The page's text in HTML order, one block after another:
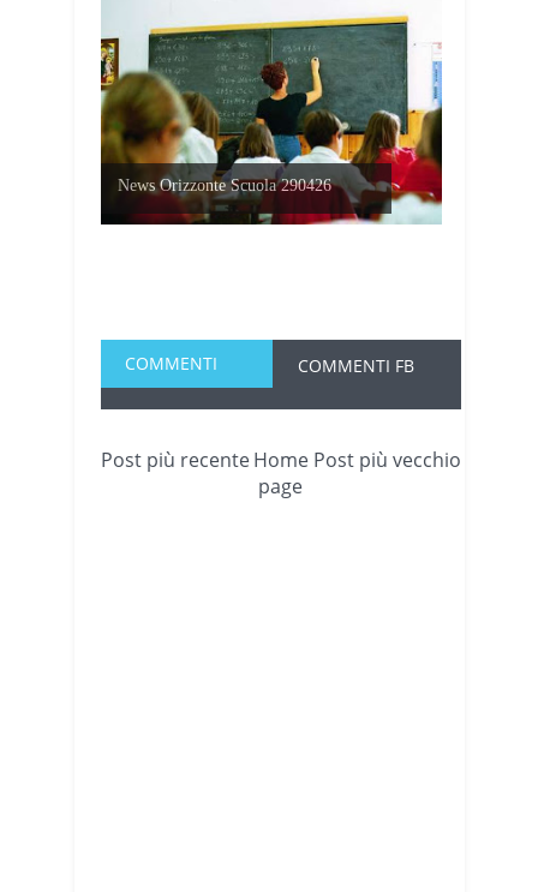
News Orizzonte Scuola 290426
COMMENTI COMMENTI FB
Post più recente Post più vecchio
Home
page